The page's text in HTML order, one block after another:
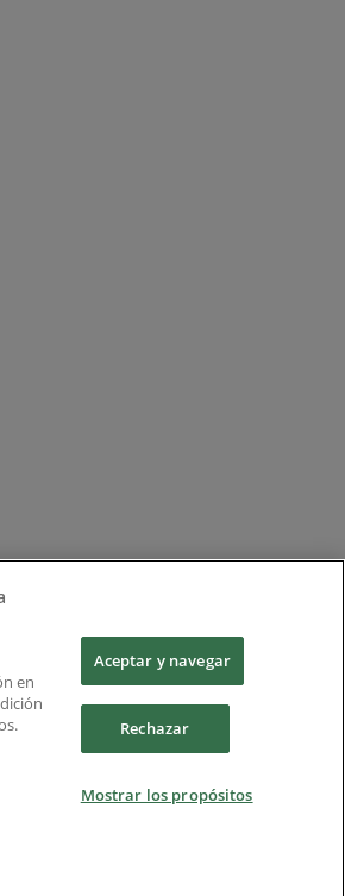
en
Aceptar y navegar
Rechazar
Mostrar los propósitos